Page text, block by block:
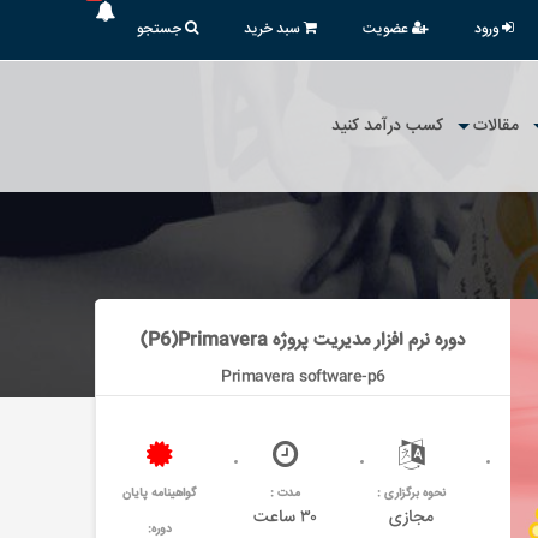
ورود عضویت سبد خرید جستجو
مقالات کسب درآمد کنید
دوره نرم افزار مدیریت پروژه P6)Primavera)
Primavera software-p6
نحوه برگزاری :
مجازی
مدت :
۳۰ ساعت
گواهینامه پایان
دوره: